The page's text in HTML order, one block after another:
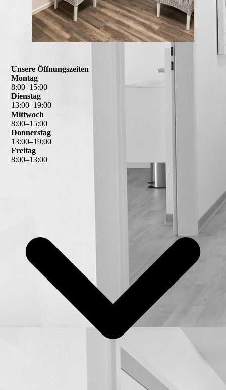
Unsere Öffnungszeiten
Montag
8:00–15:00
Dienstag
13:00–19:00
Mittwoch
8:00–15:00
Donnerstag
13:00–19:00
Freitag
8:00–13:00